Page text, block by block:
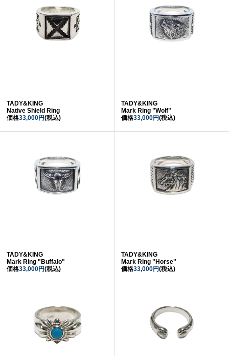
TADY&KING
Native Shield Ring
価格33,000円(税込)
TADY&KING
Mark Ring "Wolf"
価格33,000円(税込)
TADY&KING
Mark Ring "Buffalo"
価格33,000円(税込)
TADY&KING
Mark Ring "Horse"
価格33,000円(税込)